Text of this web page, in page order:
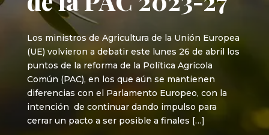
Los ministros de Agricultura de la Unión Europea
(UE) volvieron a debatir este lunes 26 de abril los
puntos de la reforma de la Política Agrícola
Común (PAC), en los que aún se mantienen
diferencias con el Parlamento Europeo, con la
intención de continuar dando impulso para
cerrar un pacto a ser posible a finales […]